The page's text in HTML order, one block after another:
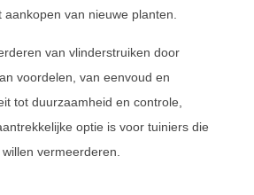
van nieuwe planten.
van vlinderstruiken door
voordelen, van eenvoud en
tot duurzaamheid en controle,
optie is voor tuiniers die
vermeerderen.